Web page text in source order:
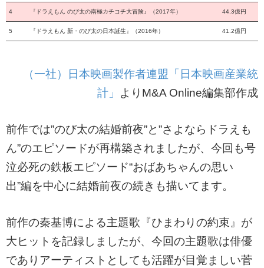
4 『ドラえもん のび太の南極カチコチ大冒険』（2017年） 44.3億円
5 『ドラえもん 新・のび太の日本誕生』（2016年） 41.2億円
（一社）日本映画製作者連盟「日本映画産業統
計」 よりM&A Online編集部作成
前作では”のび太の結婚前夜”と”さよならドラえも
ん”のエピソードが再構築されましたが、今回も号
泣必死の鉄板エピソード“おばあちゃんの思い
出”編を中心に結婚前夜の続きも描いてます。
前作の秦基博による主題歌『ひまわりの約束』が
大ヒットを記録しましたが、今回の主題歌は俳優
でありアーティストとしても活躍が目覚ましい菅